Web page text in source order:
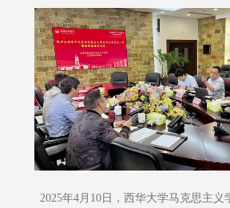
2025年4月10日，西华大学马克思主义